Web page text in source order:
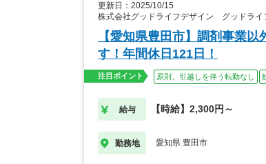
更新日：2025/10/15
株式会社グッドライフデザイン グッドライ
【愛知県豊田市】調剤事業
す！年間休日121日！
注目ポイント 原則、引越しを伴う転勤なし
給与 【時給】2,300円～
勤務地 愛知県 豊田市